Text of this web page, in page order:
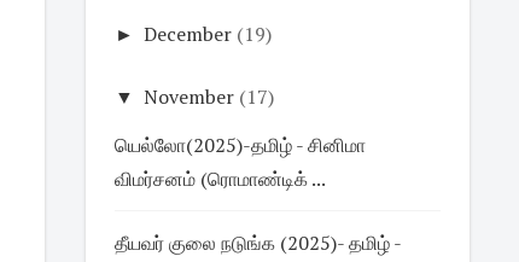
► December (19)
▼ November (17)
யெல்லோ(2025)-தமிழ் - சினிமா
விமர்சனம் (ரொமாண்டிக் ...
தீயவர் குலை நடுங்க (2025)- தமிழ் -